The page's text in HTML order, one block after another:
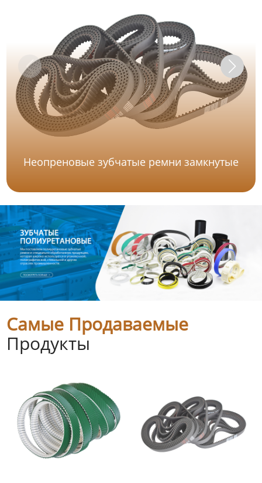
Неопреновые зубчатые ремни замкнутые
Самые Продаваемые
Продукты